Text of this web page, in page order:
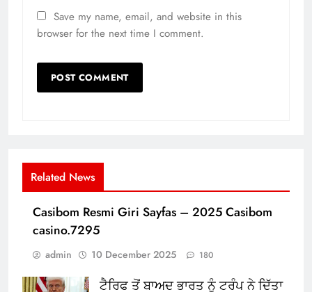
Save my name, email, and website in this
browser for the next time I comment.
Related News
Casibom Resmi Giri Sayfas – 2025 Casibom
casino.7295
admin 10 December 2025 180
ਟੈਰਿਫ ਤੋਂ ਬਾਅਦ ਭਾਰਤ ਨੂੰ ਟਰੰਪ ਨੇ ਦਿੱਤਾ